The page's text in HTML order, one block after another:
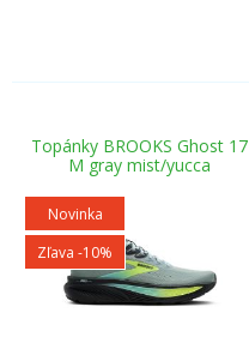
Topánky BROOKS Ghost 17
M gray mist/yucca
Novinka
Zľava -10%